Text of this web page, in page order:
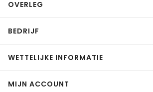
OVERLEG
BEDRIJF
WETTELIJKE INFORMATIE
MIJN ACCOUNT